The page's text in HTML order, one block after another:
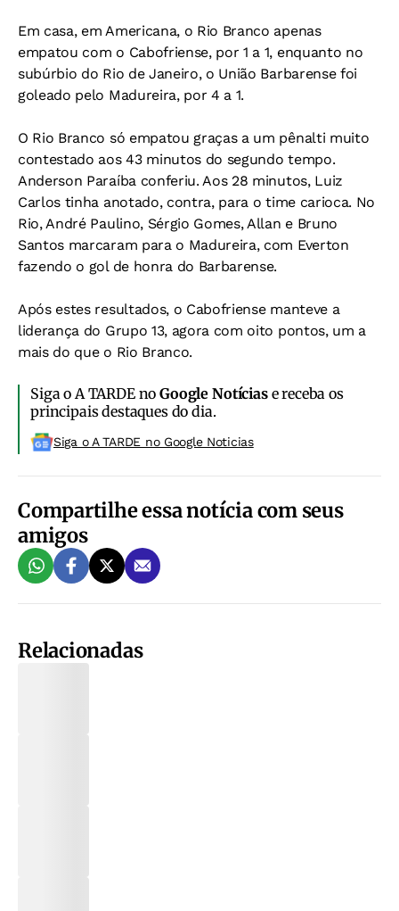
Em casa, em Americana, o Rio Branco apenas
empatou com o Cabofriense, por 1 a 1, enquanto no
subúrbio do Rio de Janeiro, o União Barbarense foi
goleado pelo Madureira, por 4 a 1.
O Rio Branco só empatou graças a um pênalti muito
contestado aos 43 minutos do segundo tempo.
Anderson Paraíba conferiu. Aos 28 minutos, Luiz
Carlos tinha anotado, contra, para o time carioca. No
Rio, André Paulino, Sérgio Gomes, Allan e Bruno
Santos marcaram para o Madureira, com Everton
fazendo o gol de honra do Barbarense.
Após estes resultados, o Cabofriense manteve a
liderança do Grupo 13, agora com oito pontos, um a
mais do que o Rio Branco.
Siga o A TARDE noGoogle Notíciase receba os
principais destaques do dia.
Siga o A TARDE no Google Noticias
Compartilhe essa notícia com seus
amigos
Relacionadas